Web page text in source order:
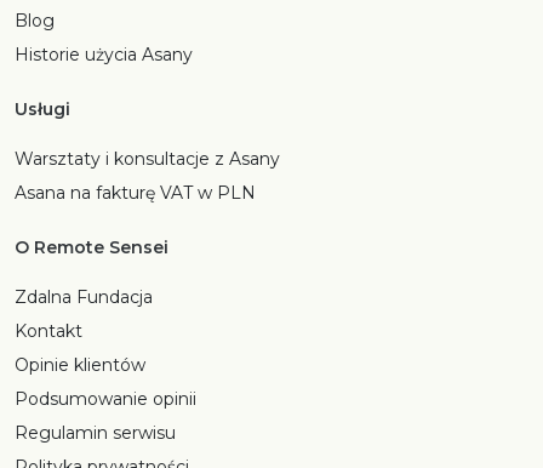
Blog
Historie użycia Asany
Usługi
Warsztaty i konsultacje z Asany
Asana na fakturę VAT w PLN
O Remote Sensei
Zdalna Fundacja
Kontakt
Opinie klientów
Podsumowanie opinii
Regulamin serwisu